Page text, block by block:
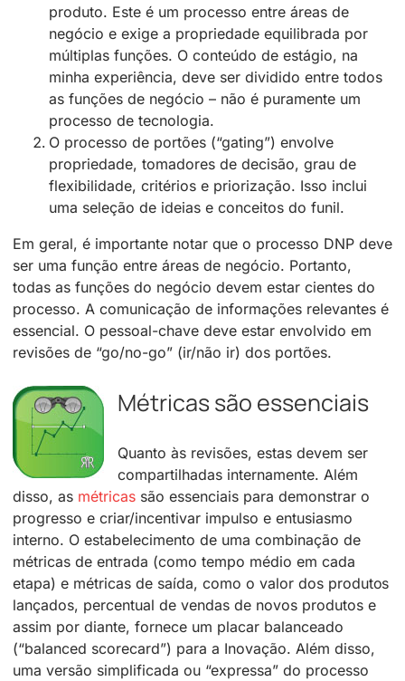
produto. Este é um processo entre áreas de
negócio e exige a propriedade equilibrada por
múltiplas funções. O conteúdo de estágio, na
minha experiência, deve ser dividido entre todos
as funções de negócio – não é puramente um
processo de tecnologia.
O processo de portões (“gating”) envolve
propriedade, tomadores de decisão, grau de
flexibilidade, critérios e priorização. Isso inclui
uma seleção de ideias e conceitos do funil.
Em geral, é importante notar que o processo DNP deve
ser uma função entre áreas de negócio. Portanto,
todas as funções do negócio devem estar cientes do
processo. A comunicação de informações relevantes é
essencial. O pessoal-chave deve estar envolvido em
revisões de “go/no-go” (ir/não ir) dos portões.
Métricas são essenciais
Quanto às revisões, estas devem ser
compartilhadas internamente. Além
disso, as métricas são essenciais para demonstrar o
progresso e criar/incentivar impulso e entusiasmo
interno. O estabelecimento de uma combinação de
métricas de entrada (como tempo médio em cada
etapa) e métricas de saída, como o valor dos produtos
lançados, percentual de vendas de novos produtos e
assim por diante, fornece um placar balanceado
(“balanced scorecard”) para a Inovação. Além disso,
uma versão simplificada ou “expressa” do processo